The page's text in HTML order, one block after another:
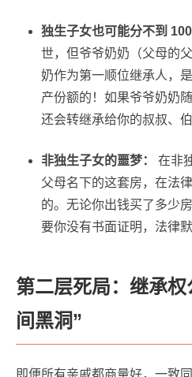
独生子女也可能分不到
世，但爷爷奶奶（父母的
奶作为第一顺位继承人，
产份额的！如果爷爷奶奶
还会转继承给你的叔叔、
非独生子女的噩梦：
在非
父母名下的这套房，在法
的。无论你出钱买了多少
要你没有书面证明，法律
第二层死局：继承
间黑洞”
即便所有亲戚都商量好，一致